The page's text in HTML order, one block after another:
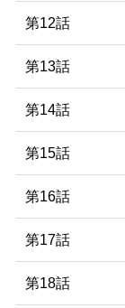
第12話
第13話
第14話
第15話
第16話
第17話
第18話